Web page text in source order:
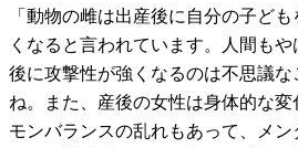
「動物の雌は出産後に自分の子ど
くなると言われています。人間も
後に攻撃性が強くなるのは不思議な
ね。また、産後の女性は身体的な
モンバランスの乱れもあって、メ